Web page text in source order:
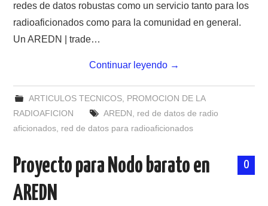
redes de datos robustas como un servicio tanto para los
radioaficionados como para la comunidad en general.
Un AREDN | trade…
Continuar leyendo →
ARTICULOS TECNICOS, PROMOCION DE LA
RADIOAFICION
AREDN, red de datos de radio
aficionados, red de datos para radioaficionados
0
Proyecto para Nodo barato en
AREDN